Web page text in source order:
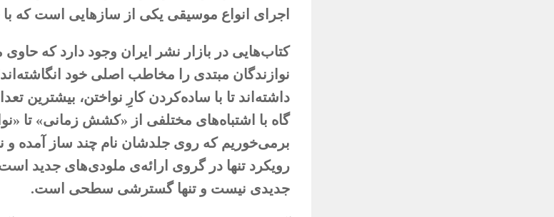
اجرای انواع موسیقی یکی از سازهایی است که
کتاب‌هایی در بازار نشر ایران وجود دارد که
نوازندگان مبتدی را مخاطب اصلی خود
داشته‌اند تا با ساده‌کردن کارِ نواختن، بیشترین
گاه با اشتباه‌های مختلفی از «کشش زمانی» تا
برمی‌خوریم که روی جلدشان نام چند ساز آمده و
رویکرد تنها در گروی ارائه‌ی ملودی‌های جدید
جدیدی نیست و تنها گسترشی سطحی است.